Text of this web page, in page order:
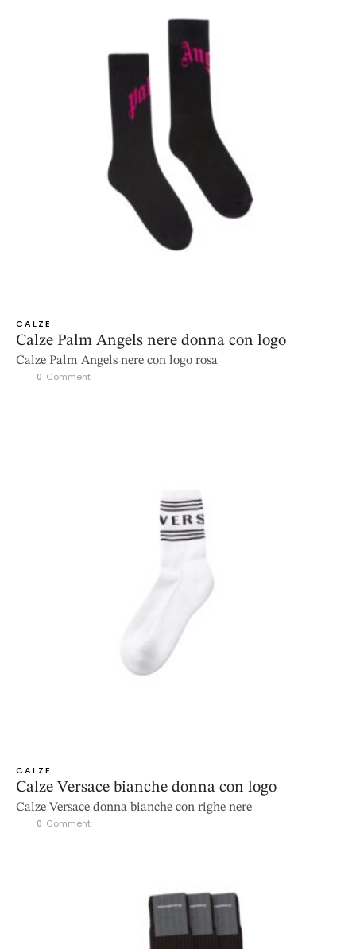
CALZE
Calze Palm Angels nere donna con logo
Calze Palm Angels nere con logo rosa
0 Comment
CALZE
Calze Versace bianche donna con logo
Calze Versace donna bianche con righe nere
0 Comment